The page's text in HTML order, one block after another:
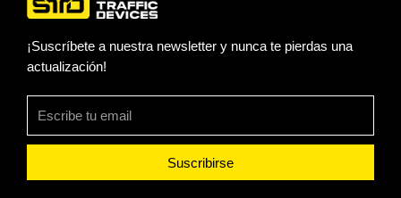
¡Suscríbete a nuestra newsletter y nunca te pierdas una
actualización!
Suscribirse